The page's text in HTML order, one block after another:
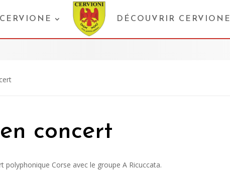
DÉCOUVRIR CERVIONE
concert
polyphonique Corse avec le groupe A Ricuccata.